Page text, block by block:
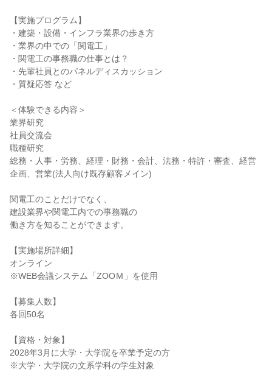
【実施プログラム】
・建築・設備・インフラ業界の歩き方
・業界の中での「関電工」
・関電工の事務職の仕事とは？
・先輩社員とのパネルディスカッション
・質疑応答 など
＜体験できる内容＞
業界研究
社員交流会
職種研究
総務・人事・労務、経理・財務・会計、法務・特許・審査、経営
企画、営業(法人向け既存顧客メイン)
関電工のことだけでなく、
建設業界や関電工内での事務職の
働き方を知ることができます。
【実施場所詳細】
オンライン
※WEB会議システム「ZOOＭ」を使用
【募集人数】
各回50名
【資格・対象】
2028年3月に大学・大学院を卒業予定の方
※大学・大学院の文系学科の学生対象